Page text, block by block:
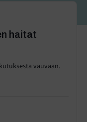
haitat
vauvaan.